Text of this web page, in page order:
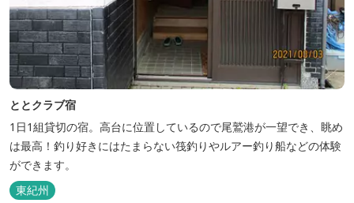
ととクラブ宿
1日1組貸切の宿。高台に位置しているので尾鷲港が一望でき、眺め
は最高！釣り好きにはたまらない筏釣りやルアー釣り船などの体験
ができます。
東紀州